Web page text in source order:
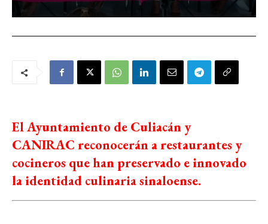
El Ayuntamiento de Culiacán y
CANIRAC reconocerán a restaurantes y
cocineros que han preservado e innovado
la identidad culinaria sinaloense.